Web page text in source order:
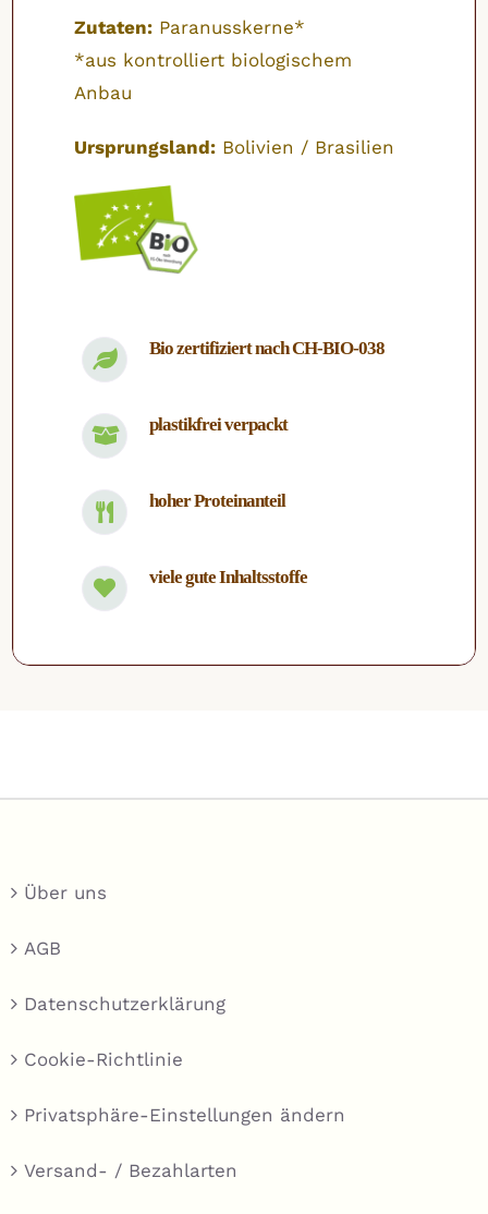
Zutaten: Paranusskerne*
*aus kontrolliert biologischem
Anbau
Ursprungsland: Bolivien / Brasilien
Bio zertifiziert nach CH-BIO-038
plastikfrei verpackt
hoher Proteinanteil
viele gute Inhaltsstoffe
Über uns
AGB
Datenschutzerklärung
Cookie-Richtlinie
Privatsphäre-Einstellungen ändern
Versand- / Bezahlarten